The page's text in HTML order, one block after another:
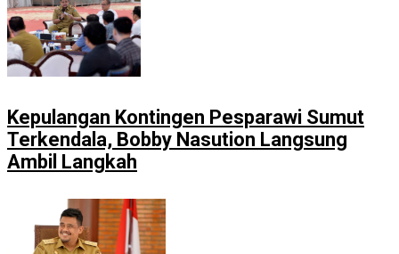
Kepulangan Kontingen Pesparawi Sumut
Terkendala, Bobby Nasution Langsung
Ambil Langkah